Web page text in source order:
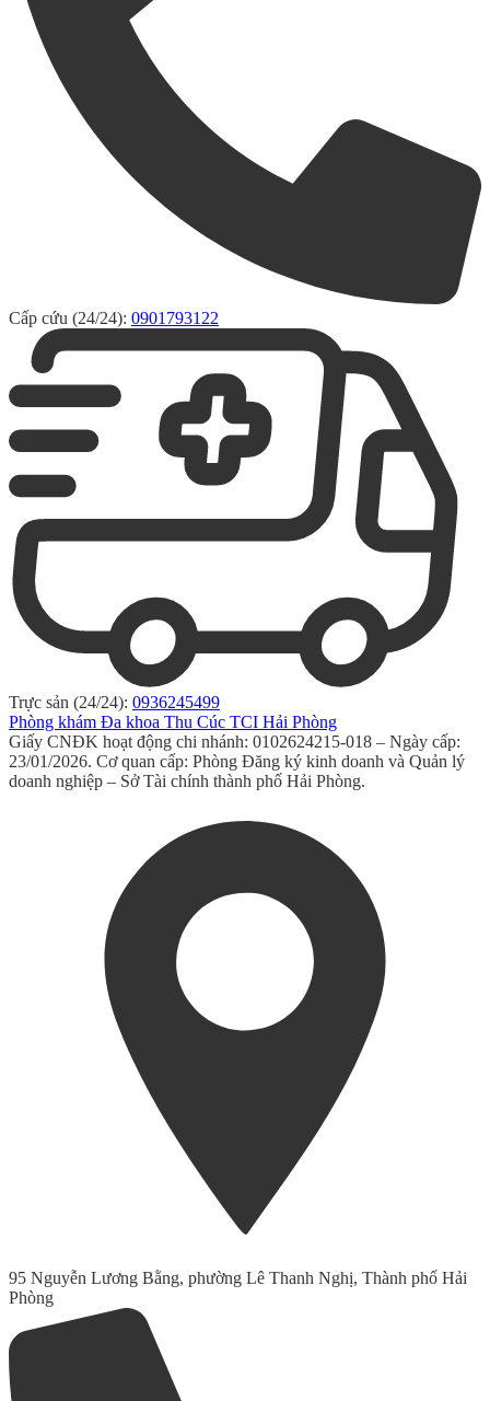
Cấp cứu (24/24): 0901793122
Trực sản (24/24): 0936245499
Phòng khám Đa khoa Thu Cúc TCI Hải Phòng
Giấy CNĐK hoạt động chi nhánh: 0102624215-018 – Ngày cấp:
23/01/2026. Cơ quan cấp: Phòng Đăng ký kinh doanh và Quản lý
doanh nghiệp – Sở Tài chính thành phố Hải Phòng.
95 Nguyễn Lương Bằng, phường Lê Thanh Nghị, Thành phố Hải
Phòng